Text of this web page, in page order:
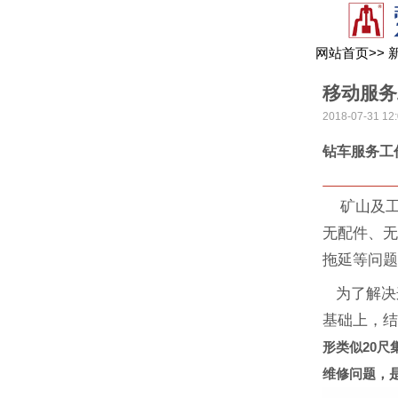
网站首页>>
移动服
2018-07-31
钻车服务工
矿山及工
无配件、
拖延等问
为了解决
基础上，
形类似20尺
维修问题，